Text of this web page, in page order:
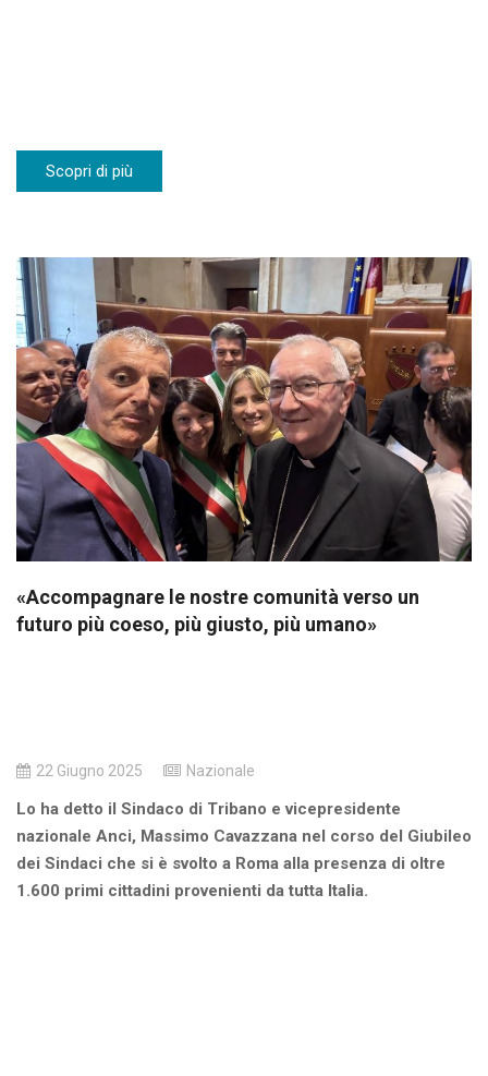
Scopri di più
«Accompagnare le nostre comunità verso un
futuro più coeso, più giusto, più umano»
22 Giugno 2025 Nazionale
Lo ha detto il Sindaco di Tribano e vicepresidente
nazionale Anci, Massimo Cavazzana nel corso del Giubileo
dei Sindaci che si è svolto a Roma alla presenza di oltre
1.600 primi cittadini provenienti da tutta Italia.